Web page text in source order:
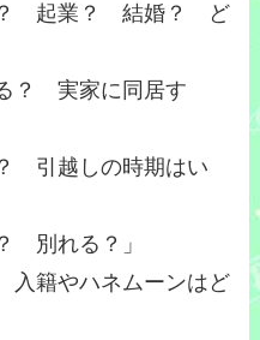
起業？ 結婚？ ど
？ 実家に同居す
引越しの時期はい
別れる？」
籍やハネムーンはど